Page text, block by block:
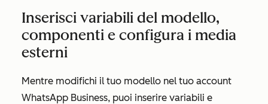
Inserisci variabili del modello,
componenti e configura i media
esterni
Mentre modifichi il tuo modello nel tuo account
WhatsApp Business, puoi inserire variabili e